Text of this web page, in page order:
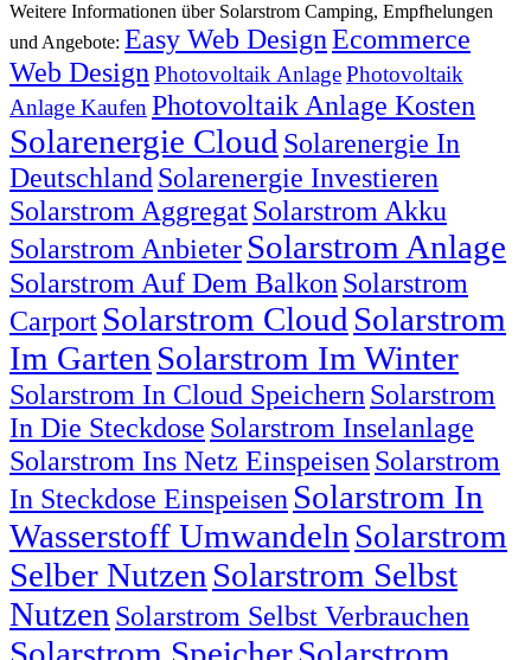
Weitere Informationen über Solarstrom Camping, Empfhelungen
und Angebote: Easy Web DesignEcommerce
Web Design Photovoltaik AnlagePhotovoltaik
Anlage KaufenPhotovoltaik Anlage Kosten
Solarenergie Cloud Solarenergie In
Deutschland Solarenergie Investieren
Solarstrom AggregatSolarstrom Akku
Solarstrom Anbieter Solarstrom Anlage
Solarstrom Auf Dem Balkon Solarstrom
Carport Solarstrom Cloud Solarstrom
Im Garten Solarstrom Im Winter
Solarstrom In Cloud Speichern Solarstrom
In Die Steckdose Solarstrom Inselanlage
Solarstrom Ins Netz Einspeisen Solarstrom
In Steckdose Einspeisen Solarstrom In
Wasserstoff Umwandeln Solarstrom
Selber Nutzen Solarstrom Selbst
Nutzen Solarstrom Selbst Verbrauchen